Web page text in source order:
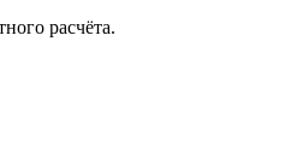
расчёта.